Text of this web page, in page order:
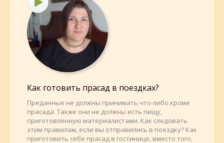
Как готовить прасад в поездках?
Преданные не должны принимать что-либо кроме
прасада. Также они не должны есть пищу,
приготовленную материалистами. Как следовать
этим правилам, если вы отправились в поездку? Как
приготовить себе прасад в гостинице, вместо того,